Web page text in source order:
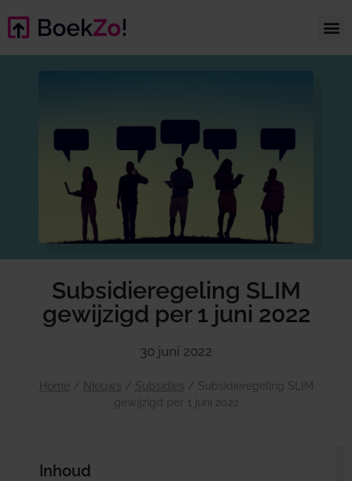
Subsidieregeling SLIM
gewijzigd per 1 juni 2022
30 juni 2022
Home / Nieuws / Subsidies / Subsidieregeling SLIM
gewijzigd per 1 juni 2022
Inhoud